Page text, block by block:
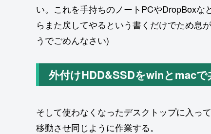
い。これを手持ちのノートPCやDropBox
らまた戻してやるという書くだけでため息
うでごめんなさい)
外付けHDD&SSDをwinとmac
そして使わなくなったデスクトップに入っ
移動させ同じように作業する。